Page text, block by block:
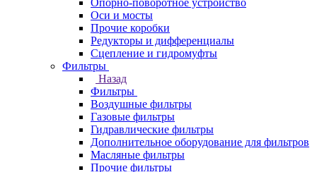
Опорно-поворотное устройство
Оси и мосты
Прочие коробки
Редукторы и дифференциалы
Сцепление и гидромуфты
Фильтры
Назад
Фильтры
Воздушные фильтры
Газовые фильтры
Гидравлические фильтры
Дополнительное оборудование для фильтров
Масляные фильтры
Прочие фильтры